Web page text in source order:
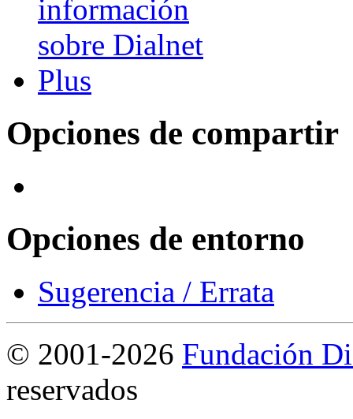
Opciones de compartir
Opciones de entorno
Sugerencia / Errata
© 2001-2026 Fundación
reservados